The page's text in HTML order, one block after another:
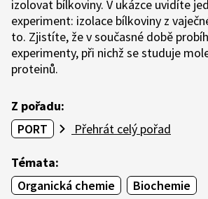
izolovat bílkoviny. V ukázce uvidíte
experiment: izolace bílkoviny z
to. Zjistíte, že v současné době
experimenty, při nichž se studuje
proteinů.
Z pořadu:
PORT
Přehrát celý pořad
Témata:
Organická chemie
Biochemie